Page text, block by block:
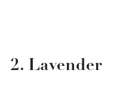
2. Lavender